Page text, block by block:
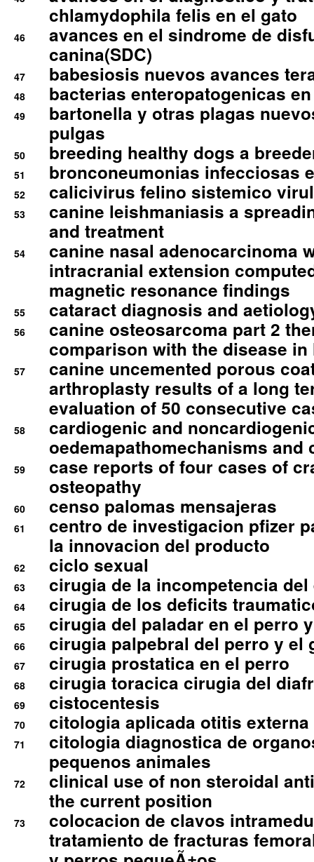
chlamydophila felis en el gato
46
avances en el sindrome de
canina(SDC)
47 babesiosis nuevos avances
48 bacterias enteropatogenicas
49
bartonella y otras plagas
pulgas
50 breeding healthy dogs a
51 bronconeumonias infecciosas
52 calicivirus felino sistemico
53
canine leishmaniasis a
and treatment
54
canine nasal adenocarcinoma
intracranial extension
magnetic resonance findings
55 cataract diagnosis and
56
canine osteosarcoma part 2
comparison with the disease in
57
canine uncemented porous
arthroplasty results of a long
evaluation of 50 consecutive
58
cardiogenic and
oedemapathomechanisms and
59
case reports of four cases of
osteopathy
60 censo palomas mensajeras
61
centro de investigacion pfizer
la innovacion del producto
62 ciclo sexual
63 cirugia de la incompetencia
64 cirugia de los deficits
65 cirugia del paladar en el perro
66 cirugia palpebral del perro y el
67 cirugia prostatica en el perro
68 cirugia toracica cirugia del
69 cistocentesis
70 citologia aplicada otitis externa
71
citologia diagnostica de
pequenos animales
72
clinical use of non steroidal
the current position
73
colocacion de clavos
tratamiento de fracturas